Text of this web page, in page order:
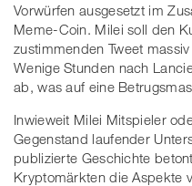
Vorwürfen ausgesetzt im
Meme-Coin. Milei soll den
zustimmenden Tweet
Wenige Stunden nach
ab, was auf eine
Inwieweit Milei Mitspieler
Gegenstand laufender
publizierte Geschichte
Kryptomärkten die Aspekte